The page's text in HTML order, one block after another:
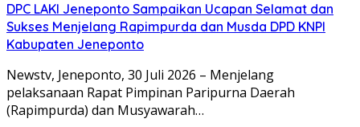
DPC LAKI Jeneponto Sampaikan Ucapan Selamat dan
Sukses Menjelang Rapimpurda dan Musda DPD KNPI
Kabupaten Jeneponto
Newstv, Jeneponto, 30 Juli 2026 – Menjelang
pelaksanaan Rapat Pimpinan Paripurna Daerah
(Rapimpurda) dan Musyawarah…